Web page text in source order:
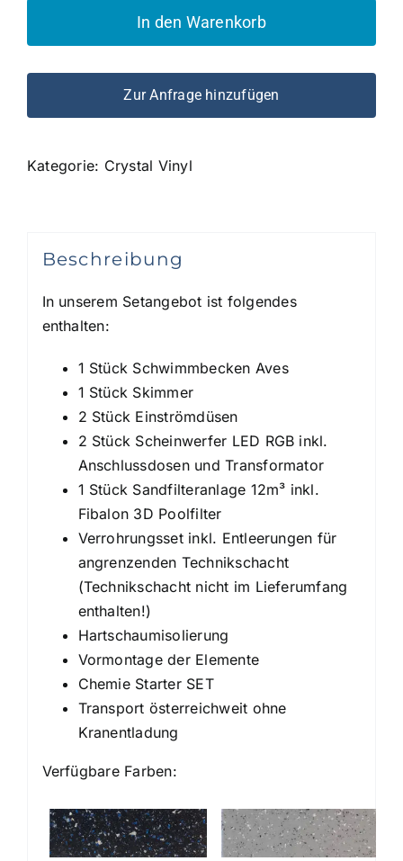
In den Warenkorb
Zur Anfrage hinzufügen
Kategorie: Crystal Vinyl
Beschreibung
In unserem Setangebot ist folgendes
enthalten:
1 Stück Schwimmbecken Aves
1 Stück Skimmer
2 Stück Einströmdüsen
2 Stück Scheinwerfer LED RGB inkl.
Anschlussdosen und Transformator
1 Stück Sandfilteranlage 12m³ inkl.
Fibalon 3D Poolfilter
Verrohrungsset inkl. Entleerungen für
angrenzenden Technikschacht
(Technikschacht nicht im Lieferumfang
enthalten!)
Hartschaumisolierung
Vormontage der Elemente
Chemie Starter SET
Transport österreichweit ohne
Kranentladung
Verfügbare Farben: